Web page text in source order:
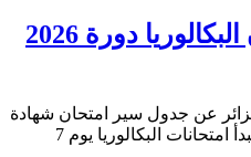
جدول سير امتحان البكالوريا دورة 2026
عن جدول سير امتحان شهادة
البكالوريا دورة 2026 حيث تبدأ امتحانات البكالوريا يوم 7